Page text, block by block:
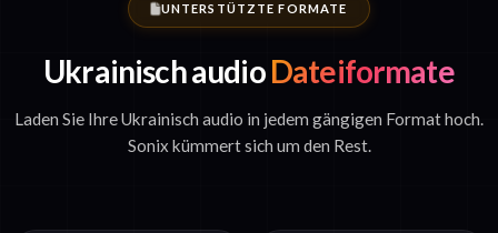
UNTERSTÜTZTE FORMATE
Ukrainisch audioDateiformate
Laden Sie Ihre Ukrainisch audio in jedem gängigen Format hoch.
Sonix kümmert sich um den Rest.